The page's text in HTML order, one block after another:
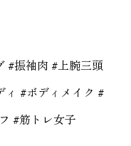
#振袖肉 #上腕三頭
ィ #ボディメイク #
#筋トレ女子